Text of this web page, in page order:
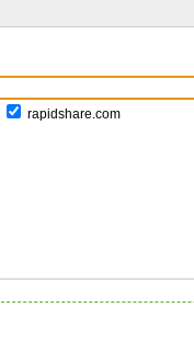
rapidshare.com